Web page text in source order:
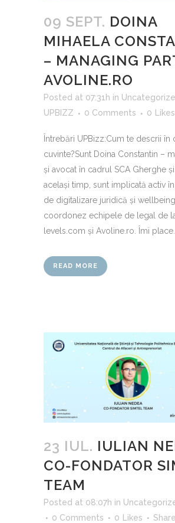
09 SEPT. DOINA
MIHAELA
– MANAGING
AVOLINE.RO
Posted at 07:31h in
UPBIZZ
0 Comments 0 Likes
Întrebări UPBizz:Cum te descrii în
cuvinte?Sunt Doina Constantin –
și avocat în cadrul SCA Gherghe
același timp, sunt implicată activ
de digitalizare juridică și
coordonez echipele de legal de
levels.com și Avoline.ro. Îmi place...
READ MORE
23 IUL. IULIAN
CO-FONDATOR
TEAM
Posted at 08:07h in
0 Comments
0 Likes Share